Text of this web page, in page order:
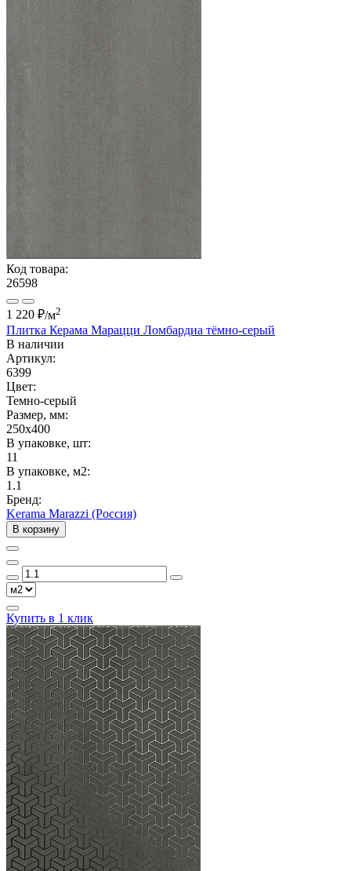
Код товара:
26598
1 220 ₽/м2
Плитка Керама Марацци Ломбардиа тёмно-серый
В наличии
Артикул:
6399
Цвет:
Темно-серый
Размер, мм:
250x400
В упаковке, шт:
11
В упаковке, м2:
1.1
Бренд:
Kerama Marazzi (Россия)
В корзину
Купить в 1 клик